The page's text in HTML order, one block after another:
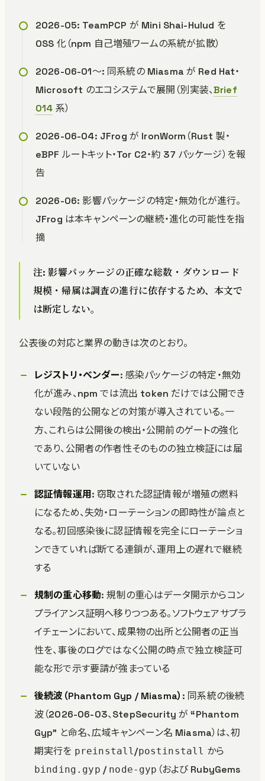
2026-05: TeamPCP が Mini Shai-Hulud を
OSS 化（npm 自己増殖ワームの系統が拡散）
2026-06-01〜: 同系統の Miasma が Red Hat・
Microsoft のエコシステムで展開（別実装、Brief
014 系）
2026-06-04: JFrog が IronWorm（Rust 製・
eBPF ルートキット・Tor C2・約 37 パッケージ）を報
告
2026-06: 影響パッケージの特定・無効化が進行。
JFrog は本キャンペーンの継続・進化の可能性を指
摘
注: 影響パッケージの正確な総数・ダウンロード
規模・帰属は調査の進行に依存するため、本文で
は断定しない。
公表後の対応と業界の動きは次のとおり。
レジストリ・ベンダー: 感染パッケージの特定・無効
化が進み、npm では流出 token だけでは公開でき
ない段階的公開などの対策が導入されている。一
方、これらは公開後の検出・公開前のゲートの強化
であり、公開者の作者性そのものの独立検証には届
いていない
認証情報運用: 窃取された認証情報が増殖の燃料
になるため、失効・ローテーションの即時性が論点と
なる。初回感染後に認証情報を完全にローテーショ
ンできていれば断てる連鎖が、運用上の遅れで継続
する
規制の重心移動: 規制の重心はデータ開示からコン
プライアンス証明へ移りつつある。ソフトウェアサプラ
イチェーンにおいて、成果物の出所と公開者の正当
性を、事後のログではなく公開の時点で独立検証可
能な形で示す要請が強まっている
後続波（Phantom Gyp / Miasma） : 同系統の後続
波（2026-06-03、StepSecurity が “Phantom
Gyp” と命名、広域キャンペーン名 Miasma）は、初
期実行を preinstall/postinstall から
binding.gyp / node-gyp （および RubyGems